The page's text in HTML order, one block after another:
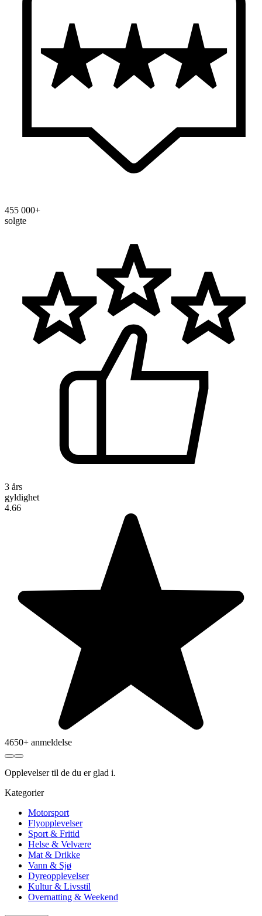
455 000+
solgte
3 års
gyldighet
4.66
4650+ anmeldelse
Opplevelsertil de du er glad i.
Kategorier
Motorsport
Flyopplevelser
Sport & Fritid
Helse & Velvære
Mat & Drikke
Vann & Sjø
Dyreopplevelser
Kultur & Livsstil
Overnatting & Weekend